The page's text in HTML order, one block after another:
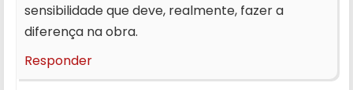
sensibilidade que deve, realmente, fazer a
diferença na obra.
Responder